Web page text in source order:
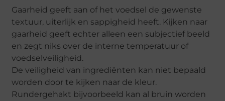
Gaarheid geeft aan of het voedsel de gewenste
textuur, uiterlijk en sappigheid heeft. Kijken naar
gaarheid geeft echter alleen een subjectief beeld
en zegt niks over de interne temperatuur of
voedselveiligheid.
De veiligheid van ingrediënten kan niet bepaald
worden door te kijken naar de kleur.
Rundergehakt bijvoorbeeld kan al bruin worden